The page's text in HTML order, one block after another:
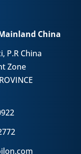
China
P.R China
Zone